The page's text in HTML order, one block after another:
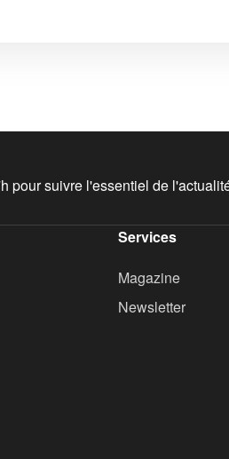
pour suivre l'essentiel de
Services
Magazine
Newsletter